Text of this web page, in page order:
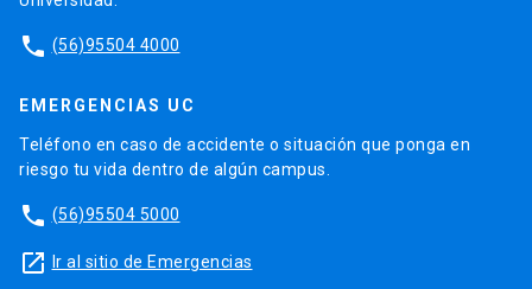
phone (56)95504 4000
EMERGENCIAS UC
Teléfono en caso de accidente o situación que ponga en
riesgo tu vida dentro de algún campus.
phone (56)95504 5000
launch Ir al sitio de Emergencias